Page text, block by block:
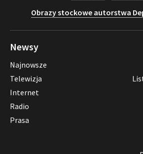
Obrazy stockowe autorstwa
Newsy
Najnowsze
Telewizja
Internet
Radio
Prasa